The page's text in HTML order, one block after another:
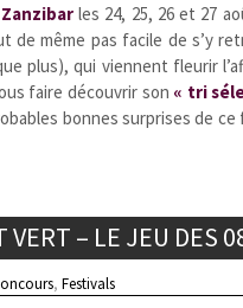
Zanzibarles 24, 25, 26 et 27
de même pas facile de s’y
plus), qui viennent fleurir
faire découvrir son « tri
bonnes surprises de
VERT – LE JEU DES
,Festivals